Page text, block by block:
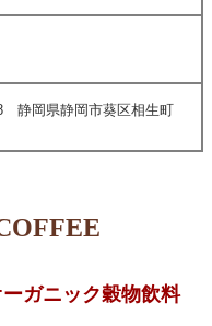
静岡県静岡市葵区相生町
ガニック穀物飲料